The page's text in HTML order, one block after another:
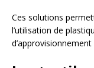
Ces solutions
l’utilisation de